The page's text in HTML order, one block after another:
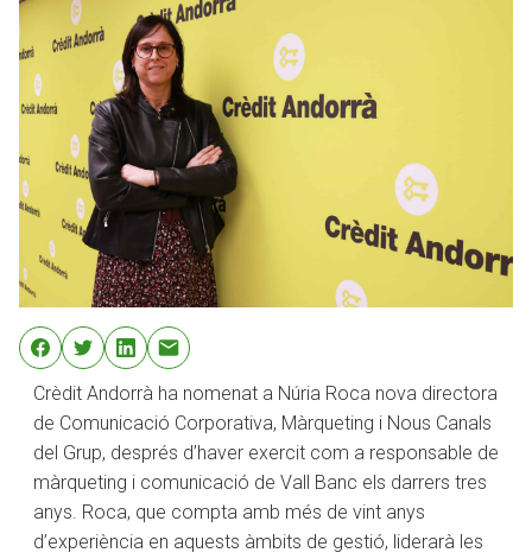
Crèdit Andorrà ha nomenat a Núria Roca nova directora
de Comunicació Corporativa, Màrqueting i Nous Canals
del Grup, després d’haver exercit com a responsable de
màrqueting i comunicació de Vall Banc els darrers tres
anys. Roca, que compta amb més de vint anys
d’experiència en aquests àmbits de gestió, liderarà les